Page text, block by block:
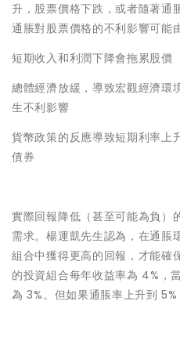
升，股票價格下跌，或者隨著通
通脹對股票價格的不利影響可能
短期收入和利潤下降會拖累股價
總體經濟放緩，導致宏觀經濟環
生不利影響
貨幣政策的反應導致短期利率上
債券
實際回報降低（甚至可能為負）
需求。楊運凱先生認為，在通脹
組合中獲得更高的回報，才能確
的投資組合每年收益率為 4%，
為 3%。但如果通脹率上升到